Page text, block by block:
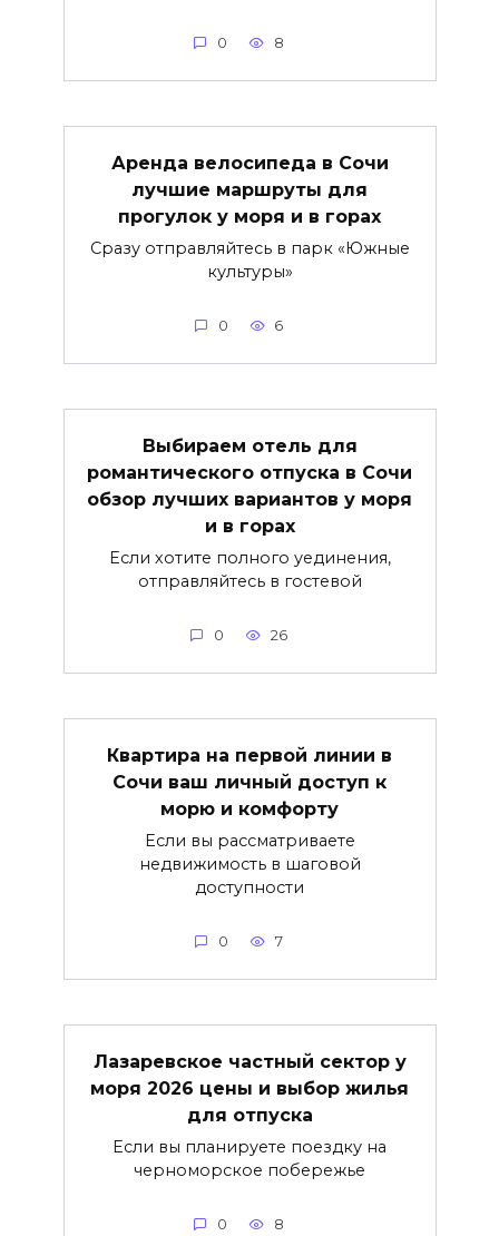
0 8
Аренда велосипеда в Сочи
лучшие маршруты для
прогулок у моря и в горах
Сразу отправляйтесь в парк «Южные
культуры»
0 6
Выбираем отель для
романтического отпуска в Сочи
обзор лучших вариантов у моря
и в горах
Если хотите полного уединения,
отправляйтесь в гостевой
0 26
Квартира на первой линии в
Сочи ваш личный доступ к
морю и комфорту
Если вы рассматриваете
недвижимость в шаговой
доступности
0 7
Лазаревское частный сектор у
моря 2026 цены и выбор жилья
для отпуска
Если вы планируете поездку на
черноморское побережье
0 8